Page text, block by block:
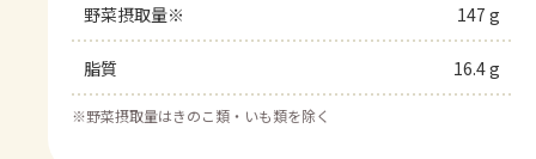
野菜摂取量※ 147 g
脂質 16.4 g
※野菜摂取量はきのこ類・いも類を除く